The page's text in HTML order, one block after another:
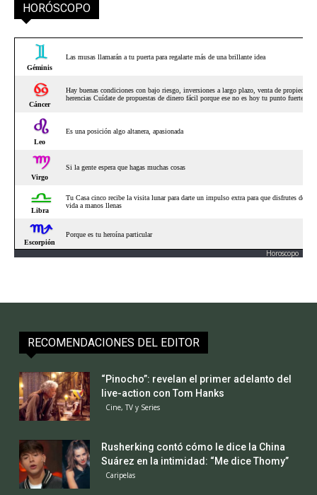
HORÓSCOPO
Horoscopo
RECOMENDACIONES DEL EDITOR
“Pinocho”: revelan el primer adelanto del
live-action con Tom Hanks
Cine, TV y Series
Rusherking contó cómo le dice la China
Suárez en la intimidad: “Me dice Thomy”
Caripelas